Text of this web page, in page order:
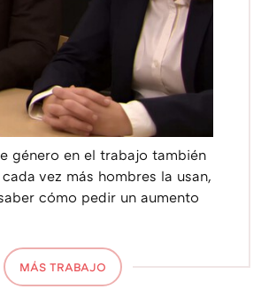
género en el trabajo también
vez más hombres la usan,
cómo pedir un aumento
MÁS TRABAJO